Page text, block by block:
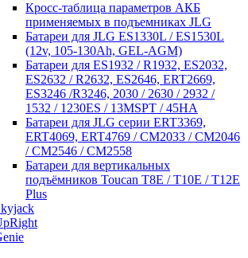
Кросc-таблица параметров АКБ
применяемых в подъемниках JLG
Батареи для JLG ES1330L / ES1530L
(12v, 105-130Ah, GEL-AGM)
Батареи для ES1932 / R1932, ES2032,
ES2632 / R2632, ES2646, ERT2669,
ES3246 /R3246, 2030 / 2630 / 2932 /
1532 / 1230ES / 13MSPT / 45HA
Батареи для JLG серии ERT3369,
ERT4069, ERT4769 / CM2033 / CM2046
/ CM2546 / CM2558
Батареи для вертикальных
подъёмников Toucan T8E / T10E / T12E
Plus